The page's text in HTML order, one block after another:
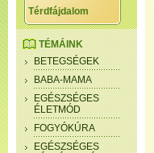
Térdfájdalom
TÉMÁINK
BETEGSÉGEK
BABA-MAMA
EGÉSZSÉGES
ÉLETMÓD
FOGYÓKÚRA
EGÉSZSÉGES